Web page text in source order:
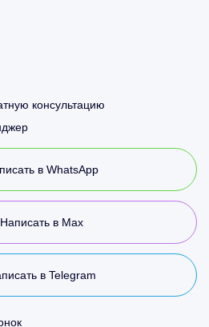
консультацию
в WhatsApp
Написать в Max
в Telegram